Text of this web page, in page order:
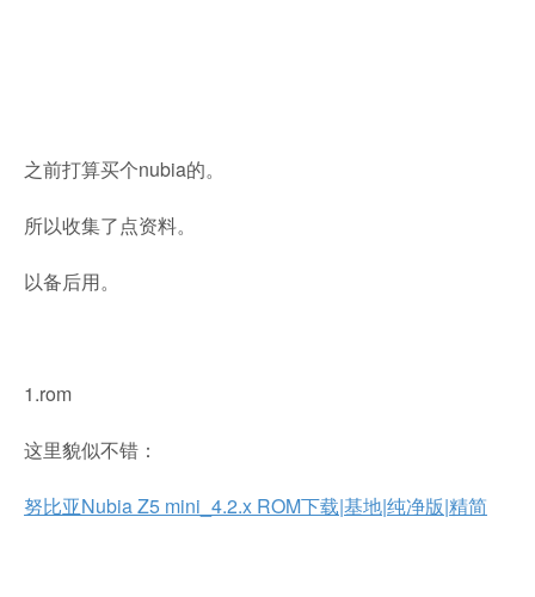
之前打算买个nubia的。
所以收集了点资料。
以备后用。
1.rom
这里貌似不错：
努比亚Nubia Z5 mini_4.2.x ROM下载|基地|纯净版|精简